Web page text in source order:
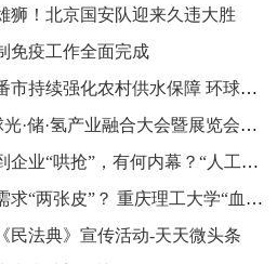
狮！北京国安队迎来久违大胜
免疫工作全面完成
【五大战略看发展】吐鲁番市持续强化农村供水保障 环球时快讯
时讯：SNEC（2023）全球光·储·氢产业融合大会暨展览会在上海举行
重理工会计专业毕业生受到企业“哄抢”，有何内幕？“人工智能+”培养模式值得一提！_环球快资讯
如何破解人才培养和产业需求“两张皮”？ 重庆理工大学“血缘式”现代产业学院交出 “硬核”答卷-全球球精选
民法典》宣传活动-天天微头条